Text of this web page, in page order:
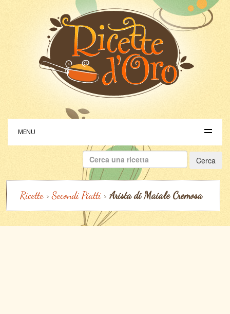
MENU
Ricerca
per:
Ricette >Secondi Piatti > Arista di Maiale Cremosa